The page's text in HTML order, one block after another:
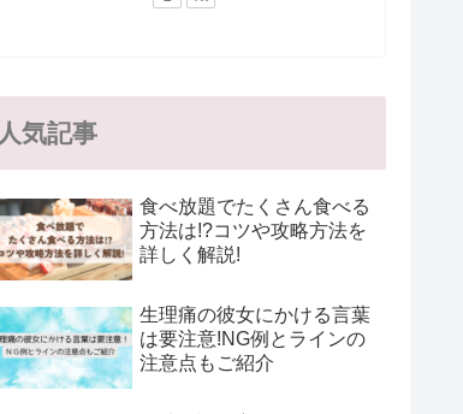
人気記事
食べ放題でたくさん食べる
方法は!?コツや攻略方法を
詳しく解説!
生理痛の彼女にかける言葉
は要注意!NG例とラインの
注意点もご紹介